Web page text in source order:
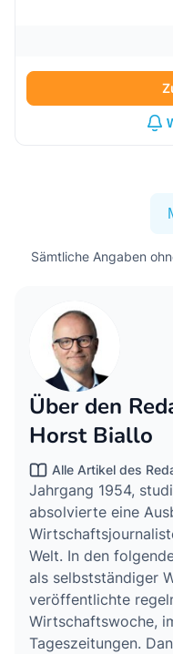
Sämtliche Angaben
Über den
Horst Biallo
Alle Artikel des
Jahrgang 1954,
absolvierte eine
Welt. In den
als selbstständiger
veröffentlichte
Wirtschaftswoche,
Tageszeitungen.